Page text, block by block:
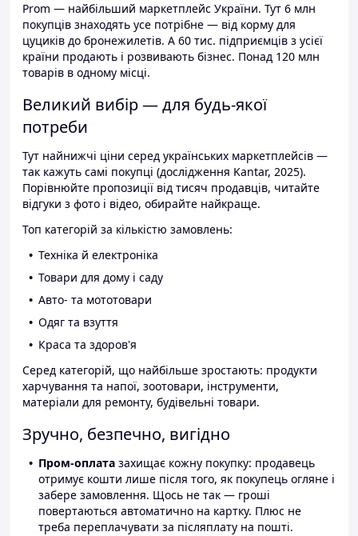
Prom — найбільший маркетплейс України. Тут 6 млн
покупців знаходять усе потрібне — від корму для
цуциків до бронежилетів. А 60 тис. підприємців з усієї
країни продають і розвивають бізнес. Понад 120 млн
товарів в одному місці.
Великий вибір — для будь-якої
потреби
Тут найнижчі ціни серед українських маркетплейсів —
так кажуть самі покупці (дослідження Kantar, 2025).
Порівнюйте пропозиції від тисяч продавців, читайте
відгуки з фото і відео, обирайте найкраще.
Топ категорій за кількістю замовлень:
Техніка й електроніка
Товари для дому і саду
Авто- та мототовари
Одяг та взуття
Краса та здоров'я
Серед категорій, що найбільше зростають: продукти
харчування та напої, зоотовари, інструменти,
матеріали для ремонту, будівельні товари.
Зручно, безпечно, вигідно
Пром-оплата захищає кожну покупку: продавець
отримує кошти лише після того, як покупець огляне і
забере замовлення. Щось не так — гроші
повертаються автоматично на картку. Плюс не
треба переплачувати за післяплату на пошті.